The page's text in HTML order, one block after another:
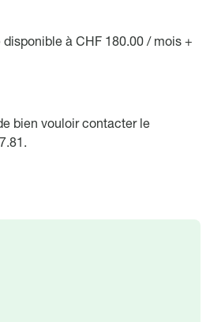
à CHF 180.00 / mois +
bien vouloir contacter le